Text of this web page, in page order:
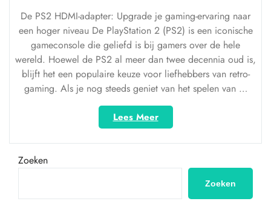
De PS2 HDMI-adapter: Upgrade je gaming-ervaring naar
een hoger niveau De PlayStation 2 (PS2) is een iconische
gameconsole die geliefd is bij gamers over de hele
wereld. Hoewel de PS2 al meer dan twee decennia oud is,
blijft het een populaire keuze voor liefhebbers van retro-
gaming. Als je nog steeds geniet van het spelen van …
Lees Meer“Verbeter
je
game-
met
PS2
Zoeken
Zoeken